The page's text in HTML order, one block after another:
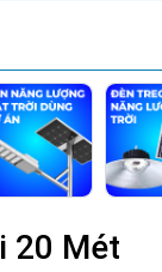
20 Mét